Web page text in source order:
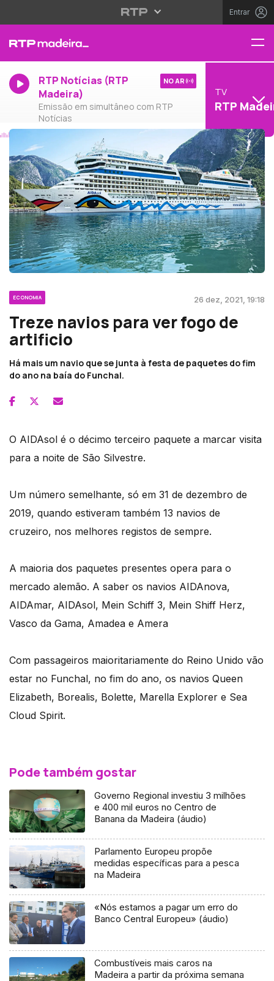
Entrar
RTP Notícias (RTP
Madeira)
Emissão em simultâneo com RTP
Notícias
NO AR
TV
RTP
ECONOMIA 26 dez, 2021, 19:18
Treze navios para ver fogo de
artificio
Há mais um navio que se junta à festa de paquetes do fim
do ano na baía do Funchal.
O AIDAsol é o décimo terceiro paquete a marcar visita
para a noite de São Silvestre.
Um número semelhante, só em 31 de dezembro de
2019, quando estiveram também 13 navios de
cruzeiro, nos melhores registos de sempre.
A maioria dos paquetes presentes opera para o
mercado alemão. A saber os navios AIDAnova,
AIDAmar, AIDAsol, Mein Schiff 3, Mein Shiff Herz,
Vasco da Gama, Amadea e Amera
Com passageiros maioritariamente do Reino Unido vão
estar no Funchal, no fim do ano, os navios Queen
Elizabeth, Borealis, Bolette, Marella Explorer e Sea
Cloud Spirit.
Pode também gostar
Governo Regional investiu 3 milhões
e 400 mil euros no Centro de
Banana da Madeira (áudio)
Parlamento Europeu propõe
medidas específicas para a pesca
na Madeira
«Nós estamos a pagar um erro do
Banco Central Europeu» (áudio)
Combustíveis mais caros na
Madeira a partir da próxima semana